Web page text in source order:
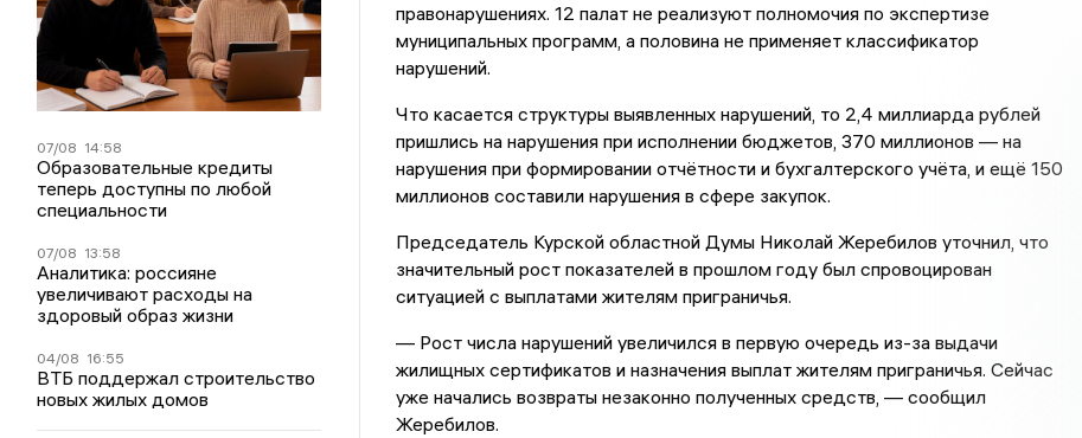
07/08 14:58
Образовательные кредиты
теперь доступны по любой
специальности
07/08 13:58
Аналитика: россияне
увеличивают расходы на
здоровый образ жизни
04/08 16:55
ВТБ поддержал строительство
новых жилых домов
правонарушениях. 12 палат не реализуют полномочия по экспертизе
муниципальных программ, а половина не применяет классификатор
нарушений.
Что касается структуры выявленных нарушений, то 2,4 миллиарда рублей
пришлись на нарушения при исполнении бюджетов, 370 миллионов — на
нарушения при формировании отчётности и бухгалтерского учёта, и ещё 150
миллионов составили нарушения в сфере закупок.
Председатель Курской областной Думы Николай Жеребилов уточнил, что
значительный рост показателей в прошлом году был спровоцирован
ситуацией с выплатами жителям приграничья.
— Рост числа нарушений увеличился в первую очередь из-за выдачи
жилищных сертификатов и назначения выплат жителям приграничья. Сейчас
уже начались возвраты незаконно полученных средств, — сообщил
Жеребилов.